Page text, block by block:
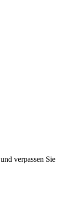
verpassen Sie